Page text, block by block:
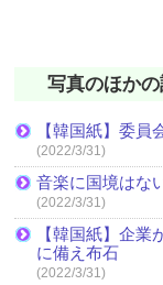
写真のほか
【韓国紙】委員
(2022/3/31)
音楽に国境はな
(2022/3/31)
【韓国紙】企
に備え布石
(2022/3/31)